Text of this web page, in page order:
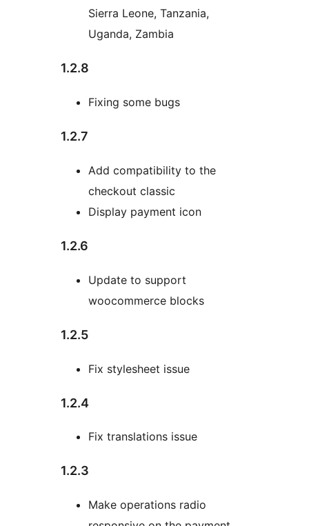
Sierra Leone, Tanzania,
Uganda, Zambia
1.2.8
Fixing some bugs
1.2.7
Add compatibility to the
checkout classic
Display payment icon
1.2.6
Update to support
woocommerce blocks
1.2.5
Fix stylesheet issue
1.2.4
Fix translations issue
1.2.3
Make operations radio